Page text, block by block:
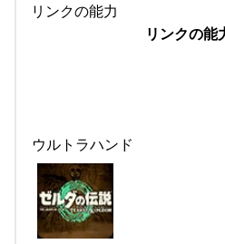
リンクの能力
リンクの能
ウルトラハンド